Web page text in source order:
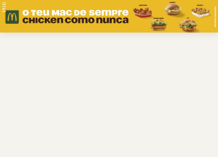
PUB.